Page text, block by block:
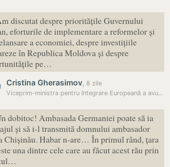
discutat despre prioritățile Guvernului
eforturile de implementare a reformelor și
a economiei, despre investițiile
în Republica Moldova și despre
pe…
Cristina Gherasimov, 8 zile
Viceprim-ministra pentru Integrare Europeană a avut o întrevedere cu…
dobitoc! Ambasada Germaniei poate să ia
și să i-l transmită domnului ambasador
Chișinău. Habar n-are… În primul rând, țara
una dintre cele care au făcut acest rău prin